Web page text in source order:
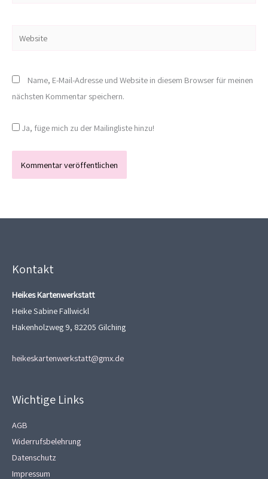
Name, E-Mail-Adresse und Website in diesem Browser für meinen
nächsten Kommentar speichern.
Ja, füge mich zu der Mailingliste hinzu!
Kontakt
Heikes Kartenwerkstatt
Heike Sabine Fallwickl
Hakenholzweg 9, 82205 Gilching
heikeskartenwerkstatt@gmx.de
Wichtige Links
AGB
Widerrufsbelehrung
Datenschutz
Impressum